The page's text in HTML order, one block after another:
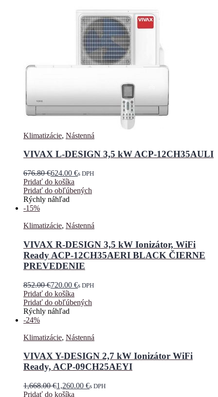
Klimatizácie, Nástenná
VIVAX L-DESIGN 3,5 kW ACP-12CH35AULI
676.80€624.00 €s DPH
Pridať do košíka
Pridať do obľúbených
Rýchly náhľad
-15%
Klimatizácie, Nástenná
VIVAX R-DESIGN 3,5 kW Ionizátor, WiFi
Ready ACP-12CH35AERI BLACK ČIERNE
PREVEDENIE
852.00€720.00 €s DPH
Pridať do košíka
Pridať do obľúbených
Rýchly náhľad
-24%
Klimatizácie, Nástenná
VIVAX Y-DESIGN 2,7 kW Ionizátor WiFi
Ready, ACP-09CH25AEYI
1,668.00€1,260.00 €s DPH
Pridať do košíka